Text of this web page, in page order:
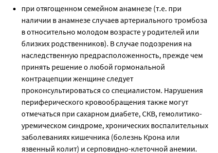
при отягощенном семейном анамнезе (т.е. при
наличии в анамнезе случаев артериального тромбоза
в относительно молодом возрасте у родителей или
близких родственников). В случае подозрения на
наследственную предрасположенность, прежде чем
принять решение о любой гормональной
контрацепции женщине следует
проконсультироваться со специалистом. Нарушения
периферического кровообращения также могут
отмечаться при сахарном диабете, СКВ, гемолитико-
уремическом синдроме, хронических воспалительных
заболеваниях кишечника (болезнь Крона или
язвенный колит) и серповидно-клеточной анемии.